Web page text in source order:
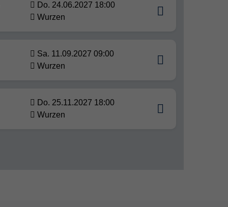
Do. 24.06.2027 18:00
Wurzen
Sa. 11.09.2027 09:00
Wurzen
Do. 25.11.2027 18:00
Wurzen